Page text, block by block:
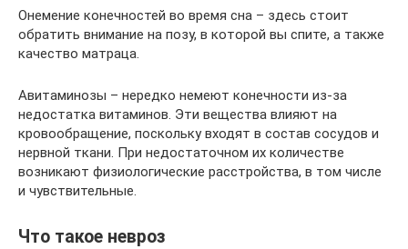
Онемение конечностей во время сна – здесь стоит
обратить внимание на позу, в которой вы спите, а также
качество матраца.
Авитаминозы – нередко немеют конечности из-за
недостатка витаминов. Эти вещества влияют на
кровообращение, поскольку входят в состав сосудов и
нервной ткани. При недостаточном их количестве
возникают физиологические расстройства, в том числе
и чувствительные.
Что такое невроз